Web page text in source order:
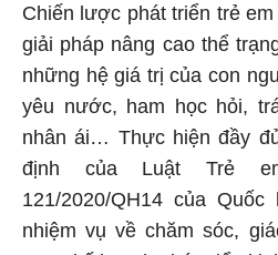
Chiến lược phát triển trẻ
giải pháp nâng cao thể
những hệ giá trị của con
yêu nước, ham học hỏi,
nhân ái… Thực hiện đầy
định của Luật Trẻ
121/2020/QH14 của
nhiệm vụ về chăm sóc,